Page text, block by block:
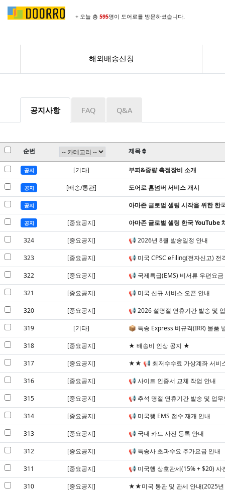
+ 오늘 총 595명이 도어로를 방문하셨습니다.
해외배송신청
공지사항 FAQ Q&A
순번 제목
공지 [기타] 부피&중량 측정장비 소개
공지 [배송/통관] 도어로 홈넘버 서비스 개시
공지 아마존 글로벌 셀링 시작을 위한 한
공지 [중요공지] 아마존 글로벌 셀링 한국 YouTube
324 [중요공지] 📢 2026년 8월 발송일정 안내
323 [중요공지] 📢 미국 CPSC eFiling(전자신고) 전
322 [중요공지] 📢 국제특급(EMS) 비서류 우편요금
321 [중요공지] 📢 미국 신규 서비스 오픈 안내
320 [중요공지] 📢 2026 설명절 연휴기간 발송 및
319 [기타] 📦 특송 Express 비규격(IRR) 물품
318 [중요공지] ★ 배송비 인상 공지 ★
317 [중요공지] ★★ 📢 최저수수료 가상계좌 서비
316 [중요공지] 📢 사이트 인증서 교체 작업 안내
315 [중요공지] 📢 추석 명절 연휴기간 발송 및 업무
314 [중요공지] 📢 미국행 EMS 접수 재개 안내
313 [중요공지] 📢 국내 카드 사전 등록 안내
312 [중요공지] 📢 특송사 초과수요 추가요금 안내
311 [중요공지] 📢 미국행 상호관세(15% + $20) 사
310 [중요공지] ★★미국 통관 및 관세 안내(2025년